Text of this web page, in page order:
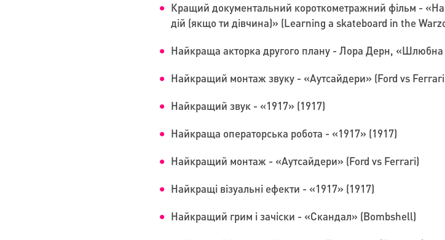
Кращий документальний короткометражний фільм -
дій (якщо ти дівчина)» (Learning a skateboard in the
Найкраща акторка другого плану - Лора Дерн, «Шлюбна
Найкращий монтаж звуку - «Аутсайдери» (Ford vs
Найкращий звук - «1917» (1917)
Найкраща операторська робота - «1917» (1917)
Найкращий монтаж - «Аутсайдери» (Ford vs Ferrari)
Найкращі візуальні ефекти - «1917» (1917)
Найкращий грим і зачіски - «Скандал» (Bombshell)